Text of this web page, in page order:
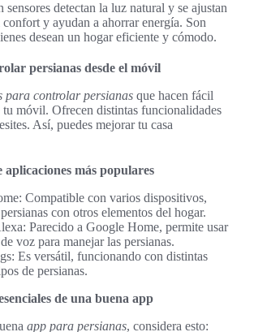
sensores detectan la luz natural y se ajustan
y ayudan a ahorrar energía. Son
desean un hogar eficiente y cómodo.
persianas desde el móvil
para controlar persianas que hacen fácil
tu móvil. Ofrecen distintas funcionalidades
Así, puedes mejorar tu casa
más populares
Compatible con varios dispositivos,
con otros elementos del hogar.
Parecido a Google Home, permite usar
voz para manejar las persianas.
Es versátil, funcionando con distintas
de persianas.
de una buena app
app para persianas, considera esto: